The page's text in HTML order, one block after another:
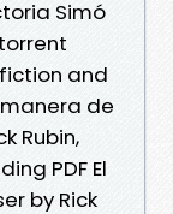
Simó
and
de
Rubin,
PDF El
by Rick